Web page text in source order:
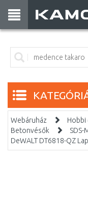
Webáruház Hobbi
Betonvésők
SDS-
DeWALT DT6818-QZ